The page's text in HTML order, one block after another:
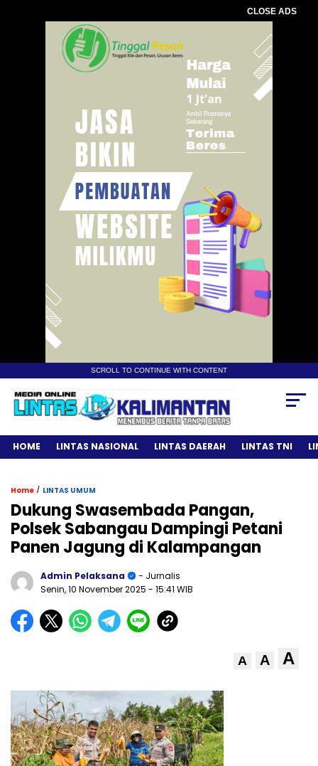
CLOSE ADS
SCROLL TO CONTINUE WITH CONTENT
HOME LINTAS NASIONAL LINTAS DAERAH LINTAS TNI
Home / LINTAS UMUM
Dukung Swasembada Pangan,
Polsek Sabangau Dampingi Petani
Panen Jagung di Kalampangan
Admin Pelaksana
- Jurnalis
Senin, 10 November 2025 - 15:41 WIB
A A A